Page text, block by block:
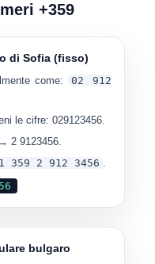
+359
di Sofia (fisso)
come:
02 912
le cifre: 029123456.
2 9123456.
359 2 912 3456 .
bulgaro